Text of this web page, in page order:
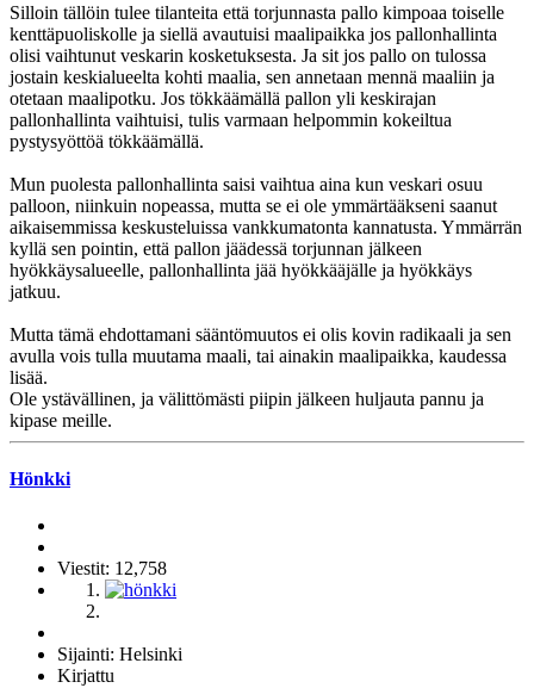
Silloin tällöin tulee tilanteita että torjunnasta pallo kimpoaa toiselle
kenttäpuoliskolle ja siellä avautuisi maalipaikka jos pallonhallinta
olisi vaihtunut veskarin kosketuksesta. Ja sit jos pallo on tulossa
jostain keskialueelta kohti maalia, sen annetaan mennä maaliin ja
otetaan maalipotku. Jos tökkäämällä pallon yli keskirajan
pallonhallinta vaihtuisi, tulis varmaan helpommin kokeiltua
pystysyöttöä tökkäämällä.
Mun puolesta pallonhallinta saisi vaihtua aina kun veskari osuu
palloon, niinkuin nopeassa, mutta se ei ole ymmärtääkseni saanut
aikaisemmissa keskusteluissa vankkumatonta kannatusta. Ymmärrän
kyllä sen pointin, että pallon jäädessä torjunnan jälkeen
hyökkäysalueelle, pallonhallinta jää hyökkääjälle ja hyökkäys
jatkuu.
Mutta tämä ehdottamani sääntömuutos ei olis kovin radikaali ja sen
avulla vois tulla muutama maali, tai ainakin maalipaikka, kaudessa
lisää.
Ole ystävällinen, ja välittömästi piipin jälkeen huljauta pannu ja
kipase meille.
Hönkki
Viestit: 12,758
Sijainti: Helsinki
Kirjattu